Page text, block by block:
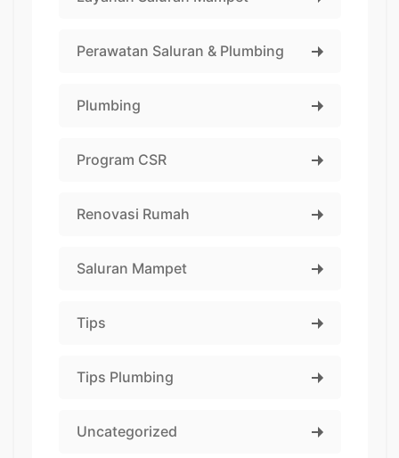
Perawatan Saluran & Plumbing
Plumbing
Program CSR
Renovasi Rumah
Saluran Mampet
Tips
Tips Plumbing
Uncategorized